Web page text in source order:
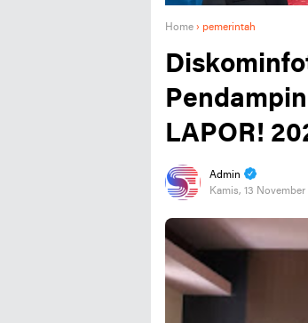
Home › pemerintah
LAPOR!
Admin
Kamis, 13